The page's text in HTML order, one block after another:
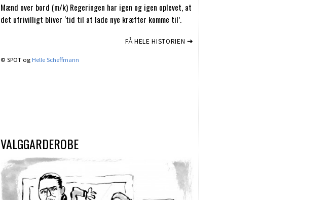
Mænd over bord (m/k) Regeringen har igen og igen oplevet, at
det ufrivilligt bliver ‘tid til at lade nye kræfter komme til’.
FÅ HELE HISTORIEN ➔
© SPOT og Helle Scheffmann
VALGGARDEROBE